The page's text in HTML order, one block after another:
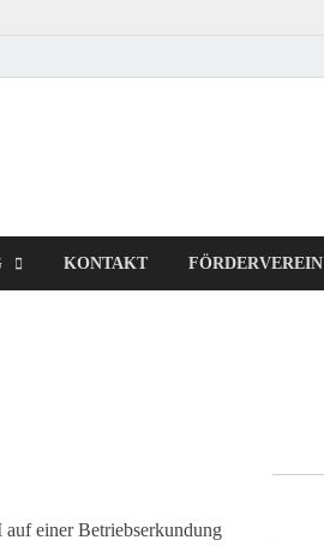
KONTAKT FÖRDERVEREIN
einer Betriebserkundung